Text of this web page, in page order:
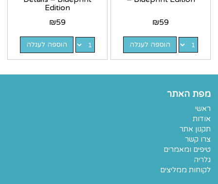
₪59
הוספה לעגלה
Edition
₪59
הוספה לעגלה
מפת האתר
ראשי
אודות
תקנון אתר
צרו קשר
טיפים ומאמרים
גלריה
לקוחות ממליצים